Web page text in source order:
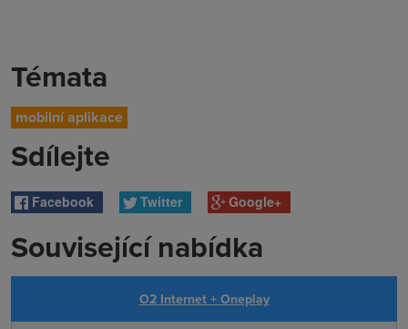
Témata
mobilní aplikace
Sdílejte
Facebook Twitter Google+
Související nabídka
O2 Internet + Oneplay